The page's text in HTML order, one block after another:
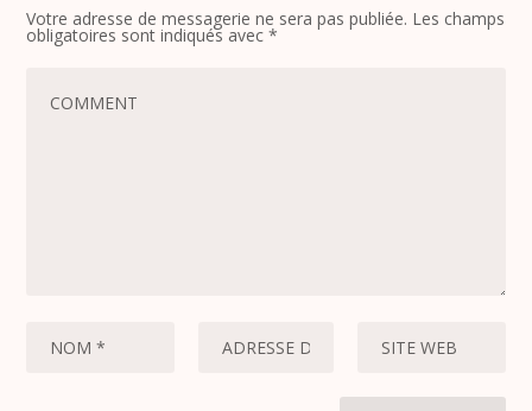
Votre adresse de messagerie ne sera pas publiée. Les champs
obligatoires sont indiqués avec*